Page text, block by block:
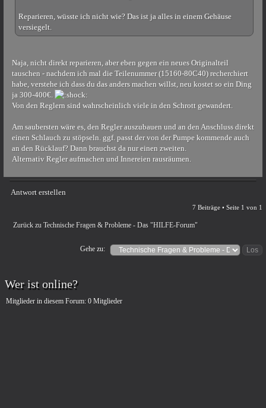
Reparieren, wüsste ich nicht wie? Das ist ja alles in einem Gehäuse
versiegelt.
Naja, nicht direkt reparieren, aber eben gegen ein neues Originalteil
tauschen - nachdem ich mal die Teilenummer (15160-80C40) recherchiert
habe, verstehe ich dass du das anders machen willst, neu kostet so ein Ding
ja 300-400€.
Von den Reglern sind wahrscheinlich viele in den Schrott gewandert.
Am saubersten wäre es, den Regler auszubauen und an den Anschluss direkt
einen Schlauch zu stöpseln. ggf. passt der von der Pumpe kommende auch
an den Rücklauf? Dann brauchst da nur einen zweiten.
Alternativ Regler aufmachen und Innereien rausräumen.
Antwort erstellen
7 Beiträge • Seite 1 von 1
Zurück zu Technische Fragen & Probleme - Das "HILFE-Forum"
Gehe zu:
Wer ist online?
Mitglieder in diesem Forum: 0 Mitglieder